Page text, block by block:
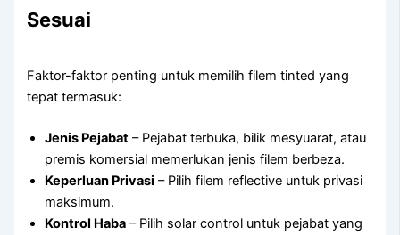
Sesuai
Faktor-faktor penting untuk memilih filem tinted yang
tepat termasuk:
Jenis Pejabat – Pejabat terbuka, bilik mesyuarat, atau
premis komersial memerlukan jenis filem berbeza.
Keperluan Privasi – Pilih filem reflective untuk privasi
maksimum.
Kontrol Haba – Pilih solar control untuk pejabat yang